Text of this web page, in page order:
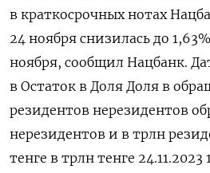
в краткосрочных нотах
24 ноября снизилась до
ноября, сообщил Нацбанк.
в Остаток в Доля Доля в
резидентов нерезидентов
нерезидентов и в трлн
тенге в трлн тенге 24.11.2023